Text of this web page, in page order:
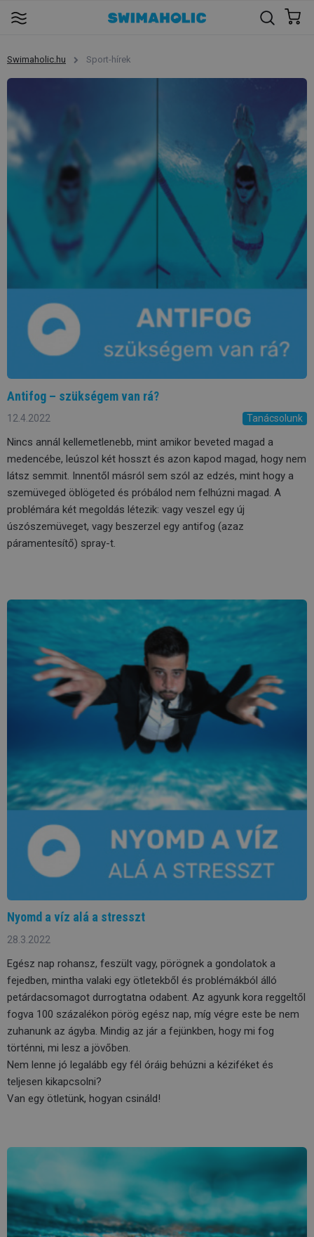
Swimaholic.hu Sport-hírek
Antifog – szükségem van rá?
12.4.2022 Tanácsolunk
Nincs annál kellemetlenebb, mint amikor beveted magad a
medencébe, leúszol két hosszt és azon kapod magad, hogy nem
látsz semmit. Innentől másról sem szól az edzés, mint hogy a
szemüveged öblögeted és próbálod nem felhúzni magad. A
problémára két megoldás létezik: vagy veszel egy új
úszószemüveget, vagy beszerzel egy antifog (azaz
páramentesítő) spray-t.
Nyomd a víz alá a stresszt
28.3.2022
Egész nap rohansz, feszült vagy, pörögnek a gondolatok a
fejedben, mintha valaki egy ötletekből és problémákból álló
petárdacsomagot durrogtatna odabent. Az agyunk kora reggeltől
fogva 100 százalékon pörög egész nap, míg végre este be nem
zuhanunk az ágyba. Mindig az jár a fejünkben, hogy mi fog
történni, mi lesz a jövőben.
Nem lenne jó legalább egy fél óráig behúzni a kéziféket és
teljesen kikapcsolni?
Van egy ötletünk, hogyan csináld!